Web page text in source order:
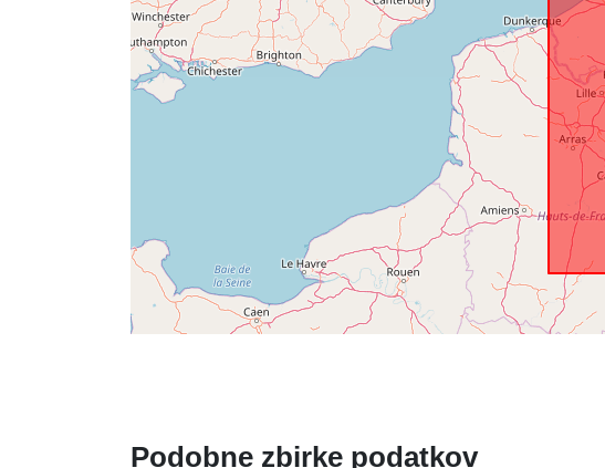
Podobne zbirke podatkov